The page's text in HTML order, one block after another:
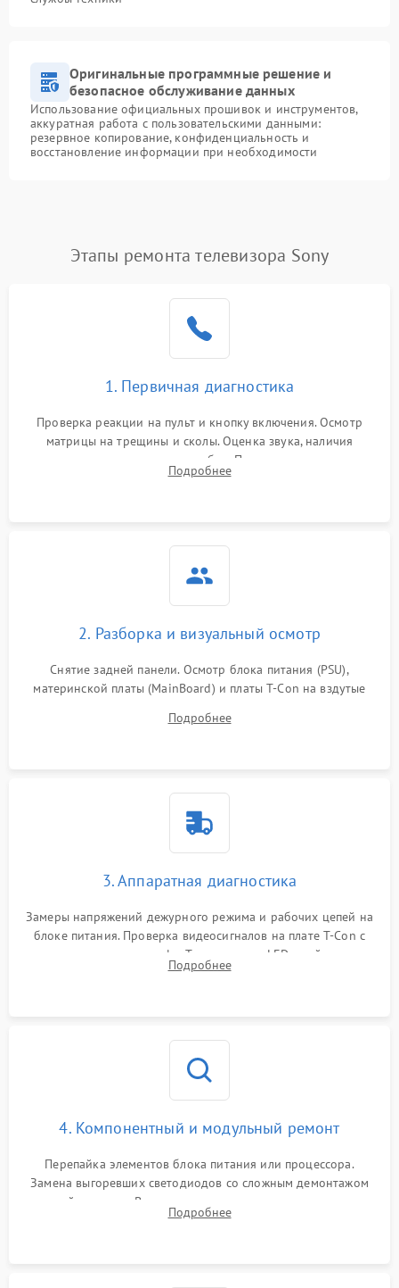
Оригинальные программные решение и
безопасное обслуживание данных
Использование официальных прошивок и инструментов,
аккуратная работа с пользовательскими данными:
резервное копирование, конфиденциальность и
восстановление информации при необходимости
Этапы ремонта телевизора Sony
1. Первичная диагностика
Проверка реакции на пульт и кнопку включения. Осмотр
матрицы на трещины и сколы. Оценка звука, наличия
подсветки и индикаторов ошибок. Подключение тестовых
источников сигнала для выявления симптомов поломки.
Подробнее
2. Разборка и визуальный осмотр
Снятие задней панели. Осмотр блока питания (PSU),
материнской платы (MainBoard) и платы T-Con на вздутые
Проверка надежности фиксации и целостности шлейфов.
Подробнее
3. Аппаратная диагностика
Замеры напряжений дежурного режима и рабочих цепей на
блоке питания. Проверка видеосигналов на плате T-Con с
помощью осциллографа. Тестирование LED-драйвера и
светодиодных планок подсветки мультиметром.
Подробнее
4. Компонентный и модульный ремонт
Перепайка элементов блока питания или процессора.
Замена выгоревших светодиодов со сложным демонтажом
хрупкой матрицы. Восстановление поврежденных дорожек,
прошивка микросхем памяти EEPROM
Подробнее